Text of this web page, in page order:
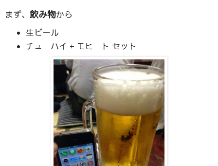
まず、 飲み物から
生ビール
チューハイ + モヒート セット